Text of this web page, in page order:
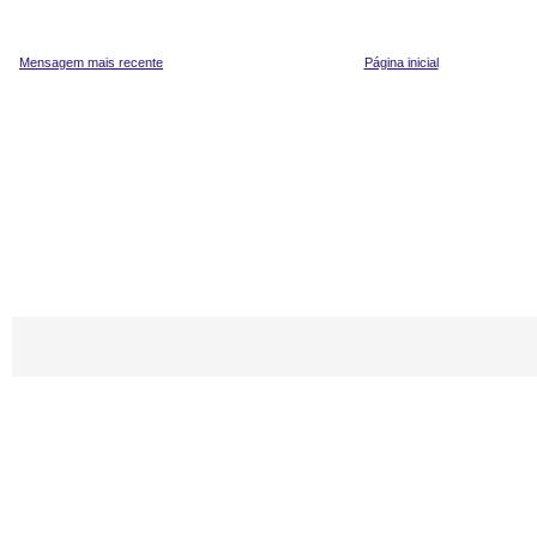
Mensagem mais recente Página inicial